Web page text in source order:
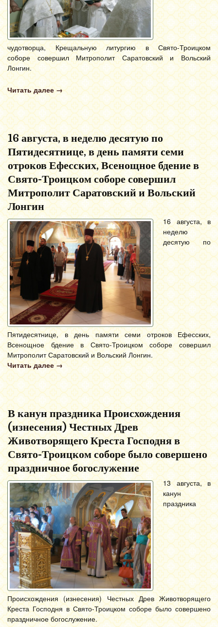
чудотворца, Крещальную литургию в Свято-Троицком
соборе совершил Митрополит Саратовский и Вольский
Лонгин.
Читать далее →
16 августа, в неделю десятую по
Пятидесятнице, в день памяти семи
отроков Ефесских, Всенощное бдение в
Свято-Троицком соборе совершил
Митрополит Саратовский и Вольский
Лонгин
16 августа, в
неделю
десятую по
Пятидесятнице, в день памяти семи отроков Ефесских,
Всенощное бдение в Свято-Троицком соборе совершил
Митрополит Саратовский и Вольский Лонгин.
Читать далее →
В канун праздника Происхождения
(изнесения) Честных Древ
Животворящего Креста Господня в
Свято-Троицком соборе было совершено
праздничное богослужение
13 августа, в
канун
праздника
Происхождения (изнесения) Честных Древ Животворящего
Креста Господня в Свято-Троицком соборе было совершено
праздничное богослужение.